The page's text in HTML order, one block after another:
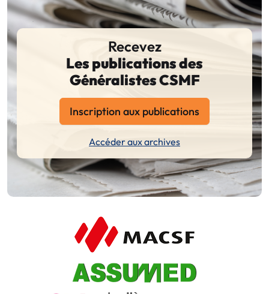
Recevez
Les publications des
Généralistes CSMF
Inscription aux publications
Accéder aux archives